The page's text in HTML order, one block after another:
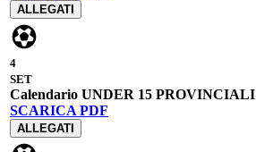
ALLEGATI
4
SET
Calendario UNDER 15 PROVINCIALI
SCARICA PDF
ALLEGATI